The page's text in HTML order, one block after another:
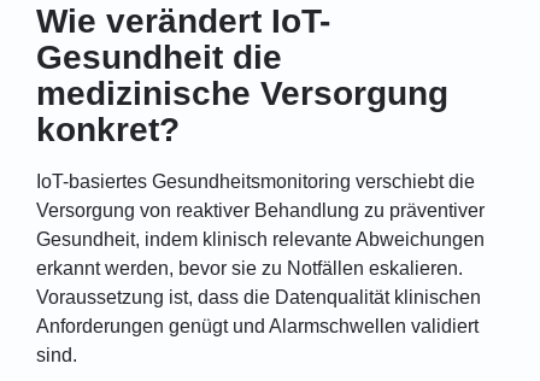
Wie verändert IoT-
Gesundheit die
medizinische Versorgung
konkret?
IoT-basiertes Gesundheitsmonitoring verschiebt die
Versorgung von reaktiver Behandlung zu präventiver
Gesundheit, indem klinisch relevante Abweichungen
erkannt werden, bevor sie zu Notfällen eskalieren.
Voraussetzung ist, dass die Datenqualität klinischen
Anforderungen genügt und Alarmschwellen validiert
sind.